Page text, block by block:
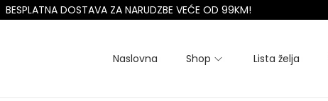
BESPLATNA DOSTAVA ZA NARUDZBE VEĆE OD 99KM!
Naslovna Shop Lista želja